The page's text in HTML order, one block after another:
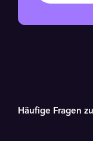
Häufige Fragen